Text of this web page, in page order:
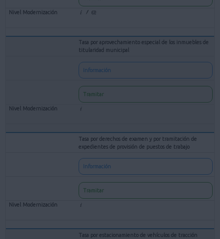
Tasa por aprovechamiento especial de los inmuebles de
titularidad municipal
Información
Tramitar
Tasa por derechos de examen y por tramitación de
expedientes de provisión de puestos de trabajo
Información
Tramitar
Tasa por estacionamiento de vehículos de tracción